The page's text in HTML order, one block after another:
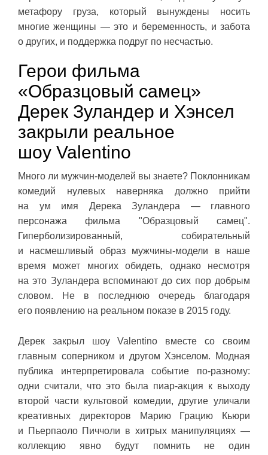
метафору груза, который вынуждены носить
многие женщины — это и беременность, и забота
о других, и поддержка подруг по несчастью.
Герои фильма
«Образцовый самец»
Дерек Зуландер и Хэнсел
закрыли реальное
шоу Valentino
Много ли мужчин-моделей вы знаете? Поклонникам
комедий нулевых наверняка должно прийти
на ум имя Дерека Зуландера — главного
персонажа фильма "Образцовый самец".
Гиперболизированный, собирательный
и насмешливый образ мужчины-модели в наше
время может многих обидеть, однако несмотря
на это Зуландера вспоминают до сих пор добрым
словом. Не в последнюю очередь благодаря
его появлению на реальном показе в 2015 году.
Дерек закрыл шоу Valentino вместе со своим
главным соперником и другом Хэнселом. Модная
публика интерпретировала событие по-разному:
одни считали, что это была пиар-акция к выходу
второй части культовой комедии, другие уличали
креативных директоров Марию Грацию Кьюри
и Пьерпаоло Пиччоли в хитрых манипуляциях —
коллекцию явно будут помнить не один